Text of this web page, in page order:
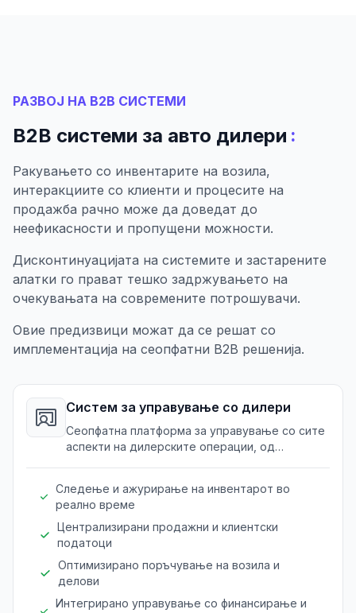
РАЗВОЈ НА B2B СИСТЕМИ
B2B системи за авто дилери :
Ракувањето со инвентарите на возила,
интеракциите со клиенти и процесите на
продажба рачно може да доведат до
неефикасности и пропущени можности.
Дисконтинуацијата на системите и застарените
алатки го прават тешко задржувањето на
очекувањата на современите потрошувачи.
Овие предизвици можат да се решат со
имплементација на сеопфатни B2B решенија.
Систем за управување со дилери
Сеопфатна платформа за управување со сите
аспекти на дилерските операции, од
Следење и ажурирање на инвентарот во
реално време
Централизирани продажни и клиентски
податоци
Оптимизирано поръчување на возила и
делови
Интегрирано управување со финансирање и